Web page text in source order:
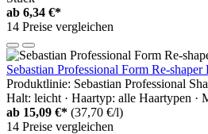
ab 6,34 €*
14 Preise vergleichen
Sebastian Professional Form Re-
Produktlinie: Sebastian Professional
Halt: leicht · Haartyp: alle Haartypen ·
ab 15,09 €* (37,70 €/l)
14 Preise vergleichen